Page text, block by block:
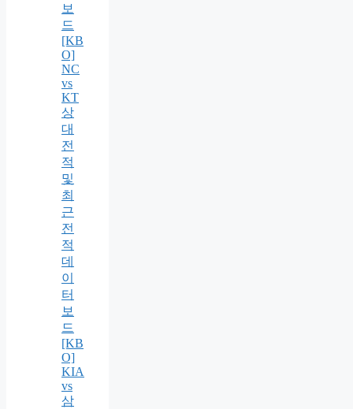
보
드
[KB
O]
NC
vs
KT
상
대
전
적
및
최
근
전
적
데
이
터
보
드
[KB
O]
KIA
vs
삼